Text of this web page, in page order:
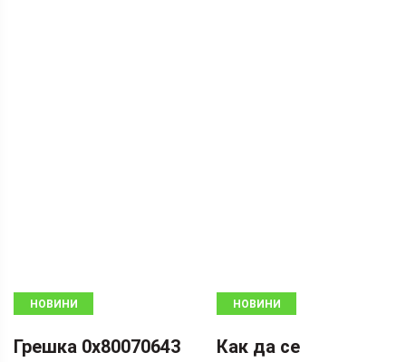
НОВИНИ
Грешка 0x80070643
НОВИНИ
Как да се